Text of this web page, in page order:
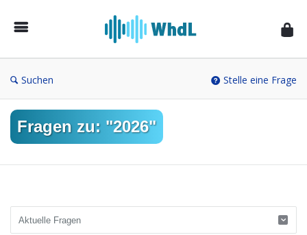
von
Suchen Stelle eine Frage
Fragen zu: "2026"